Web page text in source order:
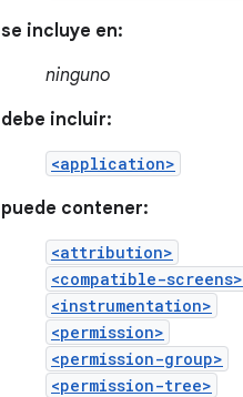
se incluye en:
ninguno
debe incluir:
<application>
puede contener:
<attribution>
<compatible-screens>
<instrumentation>
<permission>
<permission-group>
<permission-tree>